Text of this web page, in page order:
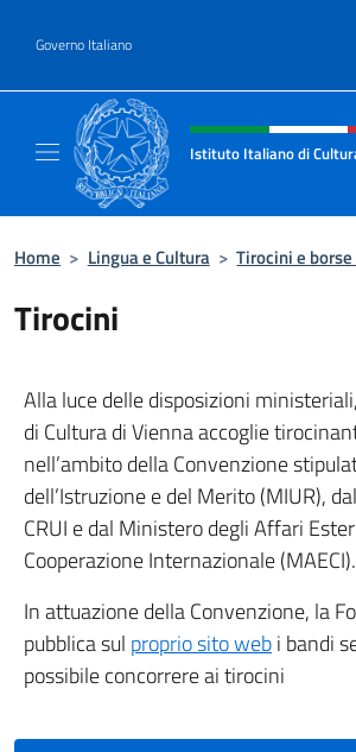
Governo Italiano
Intestazione sito,
Istituto Italiano di
Home > Lingua e Cultura > Tirocini e
Tirocini
Alla luce delle disposizioni
di Cultura di Vienna accoglie
nell’ambito della Convenzione
dell’Istruzione e del Merito (MIUR),
CRUI e dal Ministero degli Affari
Cooperazione Internazionale (MAECI).
In attuazione della Convenzione, la
pubblica sul proprio sito webi bandi
possibile concorrere ai tirocini